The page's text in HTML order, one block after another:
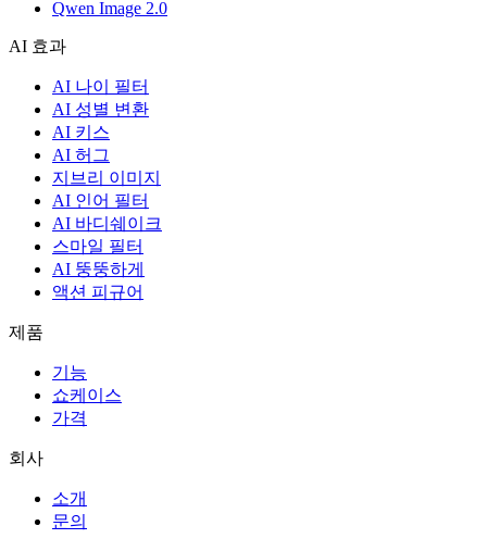
Qwen Image 2.0
AI 효과
AI 나이 필터
AI 성별 변환
AI 키스
AI 허그
지브리 이미지
AI 인어 필터
AI 바디쉐이크
스마일 필터
AI 뚱뚱하게
액션 피규어
제품
기능
쇼케이스
가격
회사
소개
문의